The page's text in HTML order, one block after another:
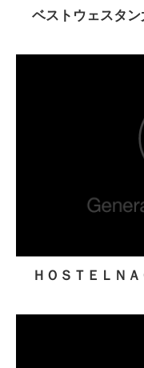
ベストウェスタ
ＨＯＳＴＥＬＮ